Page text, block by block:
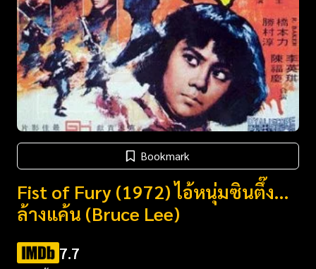
Bookmark
Fist of Fury (1972) ไอ้หนุ่มซินตึ๊ง…
ล้างแค้น (Bruce Lee)
7.7